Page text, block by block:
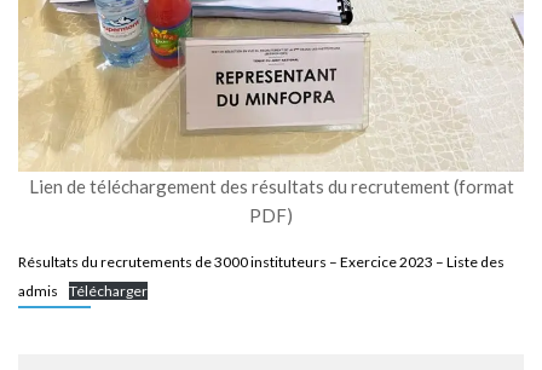
Lien de téléchargement des résultats du recrutement (format
PDF)
Résultats du recrutements de 3000 instituteurs – Exercice 2023 – Liste des
admis
Télécharger